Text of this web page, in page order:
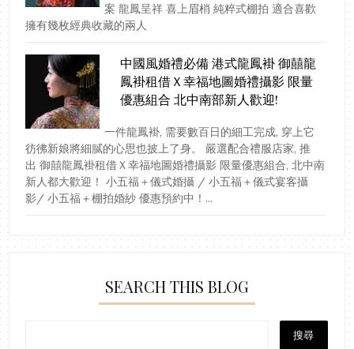
案 龍鳳呈祥 喜上眉梢 純粹式棚拍 適合喜歡
擁有幾枚經典收藏的兩人
中國風婚禮必備 港式龍鳳褂 御囍龍
鳳褂租借Ｘ幸福地圖婚禮攝影 限量
優惠組合 北中南部新人歡迎!
一件龍鳳褂, 需要數百日的細工完成, 穿上它
彷彿新娘將細膩的心思也披上了身。 嚴選配合禮服店家, 推
出 御囍龍鳳褂租借Ｘ幸福地圖婚禮攝影 限量優惠組合, 北中南
新人都大歡迎！ 小五福＋儀式婚攝 / 小五福＋儀式宴客攝
影/ 小五福＋棚拍婚紗 優惠預約中！...
SEARCH THIS BLOG